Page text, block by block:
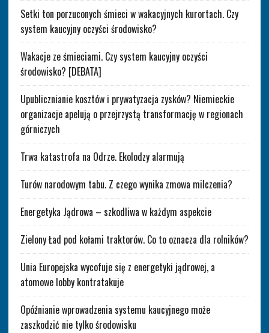
Setki ton porzuconych śmieci w wakacyjnych kurortach. Czy
system kaucyjny oczyści środowisko?
Wakacje ze śmieciami. Czy system kaucyjny oczyści
środowisko? [DEBATA]
Upublicznianie kosztów i prywatyzacja zysków? Niemieckie
organizacje apelują o przejrzystą transformację w regionach
górniczych
Trwa katastrofa na Odrze. Ekolodzy alarmują
Turów narodowym tabu. Z czego wynika zmowa milczenia?
Energetyka Jądrowa – szkodliwa w każdym aspekcie
Zielony Ład pod kołami traktorów. Co to oznacza dla rolników?
Unia Europejska wycofuje się z energetyki jądrowej, a
atomowe lobby kontratakuje
Opóźnianie wprowadzenia systemu kaucyjnego może
zaszkodzić nie tylko środowisku